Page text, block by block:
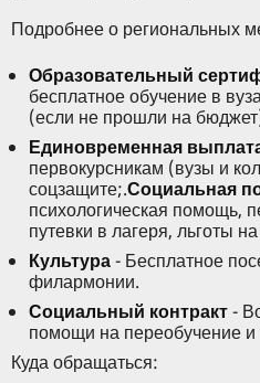
Подробнее о региональных
Образовательный
бесплатное обучение в
(если не прошли на
Единовременная
первокурсникам (вузы и
соцзащите;.Социальная
психологическая помощь,
путевки в лагеря, льготы
Культура- Бесплатное
филармонии.
Социальный контракт-
помощи на переобучение и
Куда обращаться: